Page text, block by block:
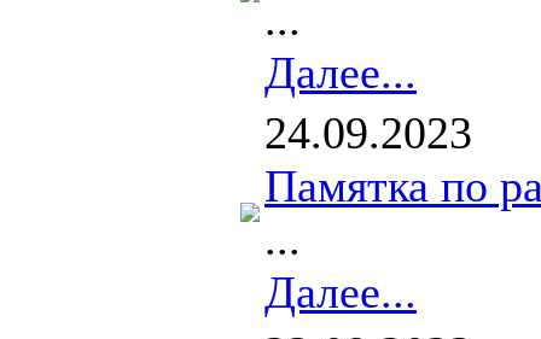
...
Далее...
24.09.2023
Памятка по
...
Далее...